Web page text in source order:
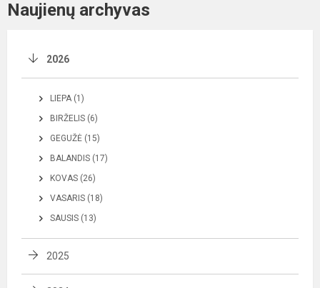
Naujienų archyvas
2026
LIEPA (1)
BIRŽELIS (6)
GEGUŽĖ (15)
BALANDIS (17)
KOVAS (26)
VASARIS (18)
SAUSIS (13)
2025